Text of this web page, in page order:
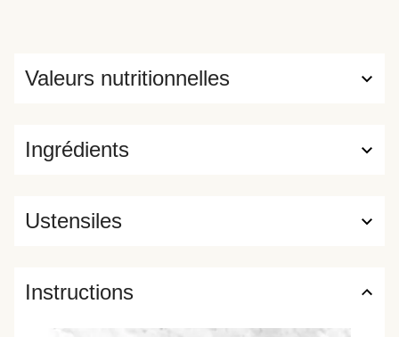
Ingrédients
Valeurs nutritionnelles
Ustensiles
Instructions